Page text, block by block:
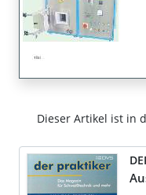
Dieser Artikel ist in